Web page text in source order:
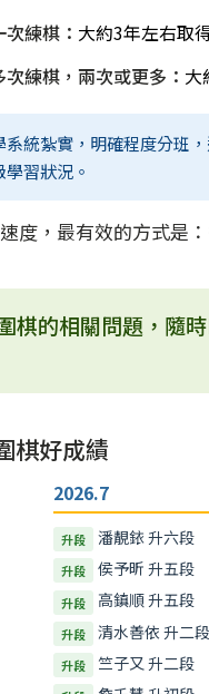
練棋： 大約3年左右取
練棋，兩次或更多： 大
系統紮實，明確程度分班
習狀況。
度，最有效的方式是
棋的相關問題，隨
棋好成績
2026.7
升段 潘靚銥 升六段
升段 侯予昕 升五段
升段 高鎮順 升五段
升段 清水善依 升二段
升段 竺子又 升二段